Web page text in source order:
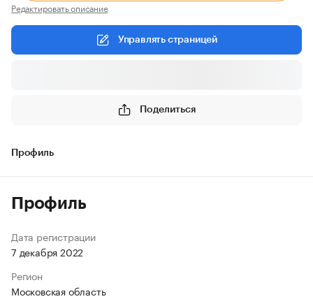
Редактировать описание
Управлять страницей
Поделиться
Профиль
Профиль
Дата регистрации
7 декабря 2022
Регион
Московская область